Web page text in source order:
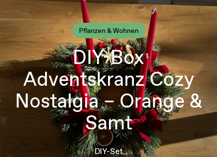
Pflanzen & Wohnen
DIY-Box
Adventskranz Cozy
Nostalgia – Orange &
Samt
DIY-Set